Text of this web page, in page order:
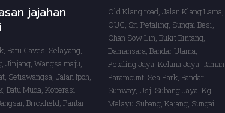
jajahan
Batu Caves, Selayang,
Jinjang, Wangsa maju,
Setiawangsa, Jalan Ipoh,
Batu Muda, Koperasi
Brickfield, Pantai
Old Klang road, Jalan Klang Lama,
OUG, Sri Petaling, Sungai Besi,
Chan Sow Lin, Bukit Bintang,
Damansara, Bandar Utama,
Petaling Jaya, Kelana Jaya, Taman
Paramount, Sea Park, Bandar
Sunway, Usj, Subang Jaya, Kg
Melayu Subang, Kajang, Sungai